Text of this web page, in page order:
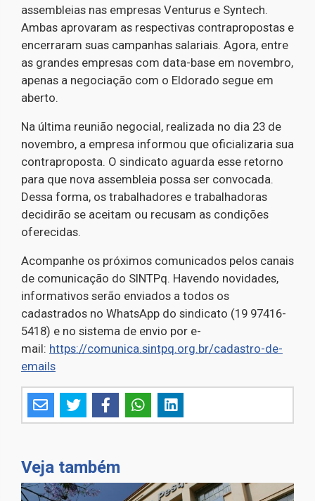
assembleias nas empresas Venturus e Syntech.
Ambas aprovaram as respectivas contrapropostas e
encerraram suas campanhas salariais. Agora, entre
as grandes empresas com data-base em novembro,
apenas a negociação com o Eldorado segue em
aberto.
Na última reunião negocial, realizada no dia 23 de
novembro, a empresa informou que oficializaria sua
contraproposta. O sindicato aguarda esse retorno
para que nova assembleia possa ser convocada.
Dessa forma, os trabalhadores e trabalhadoras
decidirão se aceitam ou recusam as condições
oferecidas.
Acompanhe os próximos comunicados pelos canais
de comunicação do SINTPq. Havendo novidades,
informativos serão enviados a todos os
cadastrados no WhatsApp do sindicato (19 97416-
5418) e no sistema de envio por e-
mail: https://comunica.sintpq.org.br/cadastro-de-
emails
Veja também